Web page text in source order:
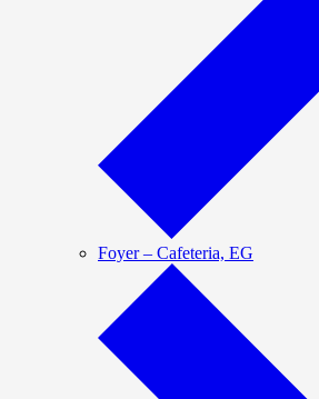
Foyer – Cafeteria, EG